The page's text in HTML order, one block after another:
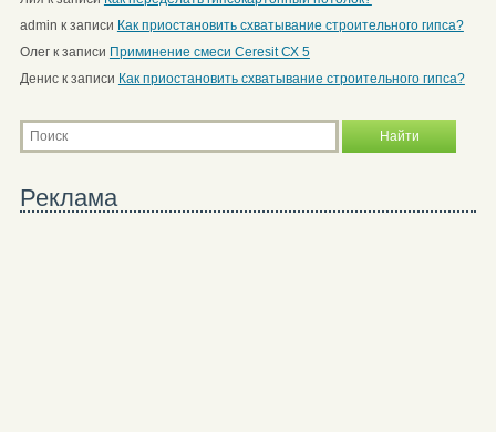
admin к записи Как приостановить схватывание строительного гипса?
Олегк записи Приминение смеси Ceresit СХ 5
Дениск записи Как приостановить схватывание строительного гипса?
Реклама